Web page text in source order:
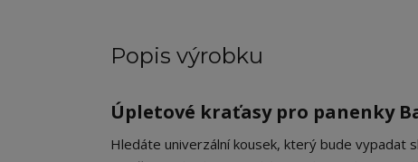
Popis výrobku
Úpletové kraťasy pro panenky
​Hledáte univerzální kousek, který bude vypadat